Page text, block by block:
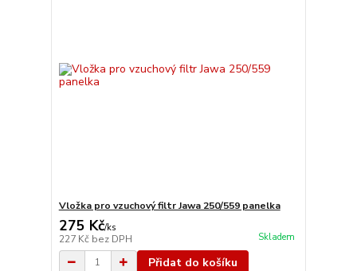
Vložka pro vzuchový filtr Jawa 250/559 panelka
275 Kč/ks
227 Kč bez DPH Skladem
Přidat do košíku